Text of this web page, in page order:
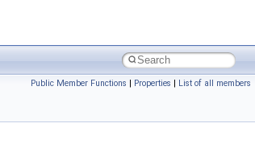
Public Member Functions | Properties | List of all members